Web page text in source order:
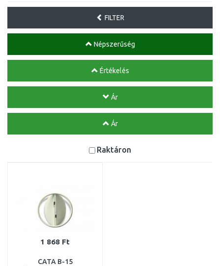
FILTER
Népszerűség
Értékelés
Ár
Ár
Raktáron
1 868 Ft
CATA B-15